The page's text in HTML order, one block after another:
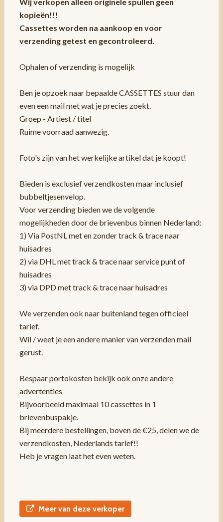
kopieën!!!
Cassettes worden na aankoop en voor
verzending getest en gecontroleerd.
Ophalen of verzending is mogelijk
Ben je opzoek naar bepaalde CASSETTES stuur dan
even een mail met wat je precies zoekt.
Groep - Artiest / titel
Ruime voorraad aanwezig.
Foto's zijn van het werkelijke artikel dat je koopt!
Bieden is exclusief verzendkosten maar inclusief
bubbeltjesenvelop.
Voor verzending bieden we de volgende
mogelijkheden door de brievenbus binnen Nederland:
1) Via PostNL met en zonder track & trace naar
huisadres
2) via DHL met track & trace naar service punt of
huisadres
3) via DPD met track & trace naar huisadres
We verzenden ook naar buitenland tegen officieel
tarief.
Wil / weet je een andere manier van verzenden mail
gerust.
Bespaar portokosten bekijk ook onze andere
advertenties
Bijvoorbeeld maximaal 10 cassettes in 1
brievenbuspakje.
Bij meerdere bestellingen, boven de €25, delen we de
verzendkosten, Nederlands tarief!!
Heb je vragen laat het even weten.
Meer van deze verkoper